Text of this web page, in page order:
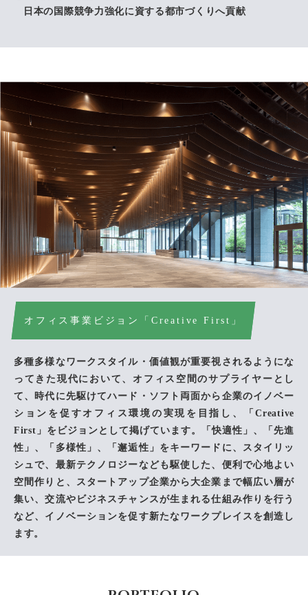
日本の国際競争力強化に資する都市づくりへ貢献
オフィス事業ビジョン「Creative First」
多種多様なワークスタイル・価値観が重要視されるようにな
ってきた現代において、オフィス空間のサプライヤーとし
て、時代に先駆けてハード・ソフト両面から企業のイノベー
ションを促すオフィス環境の実現を目指し、「Creative
First」をビジョンとして掲げています。「快適性」、「先進
性」、「多様性」、「邂逅性」をキーワードに、スタイリッ
シュで、最新テクノロジーなども駆使した、便利で心地よい
空間作りと、スタートアップ企業から大企業まで幅広い層が
集い、交流やビジネスチャンスが生まれる仕組み作りを行う
など、イノベーションを促す新たなワークプレイスを創造し
ます。